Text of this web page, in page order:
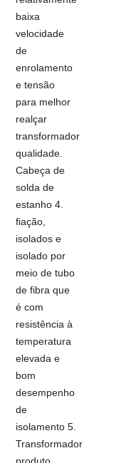
baixa
velocidade
de
enrolamento
e tensão
para melhor
realçar
transformador
qualidade.
Cabeça de
solda de
estanho 4.
fiação,
isolados e
isolado por
meio de tubo
de fibra que
é com
resistência à
temperatura
elevada e
bom
desempenho
de
isolamento 5.
Transformador
produto